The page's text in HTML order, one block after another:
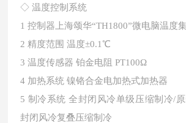
◇ 温度控制系统
1 控制器上海颂华“TH1800”微电脑温度
2 精度范围 温度±0.1℃
3 温度传感器 铂金电阻 PT100Ω
4 加热系统 镍铬合金电加热式加热器
5 制冷系统 全封闭风冷单级压缩制冷/
封闭风冷复叠压缩制冷